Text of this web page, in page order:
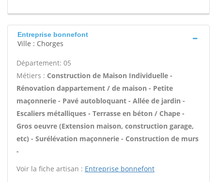
Entreprise bonnefont
Ville : Chorges
Département: 05
Métiers : Construction de Maison Individuelle -
Rénovation dappartement / de maison - Petite
maçonnerie - Pavé autobloquant - Allée de jardin -
Escaliers métalliques - Terrasse en béton / Chape -
Gros oeuvre (Extension maison, construction garage,
etc) - Surélévation maçonnerie - Construction de murs
-
Voir la fiche artisan : Entreprise bonnefont